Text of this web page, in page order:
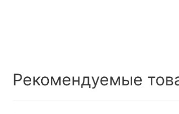
Рекомендуемые